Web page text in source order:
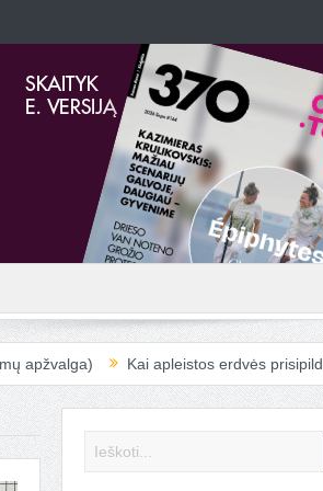
Kai apleistos erdvės prisipildo muzikos…